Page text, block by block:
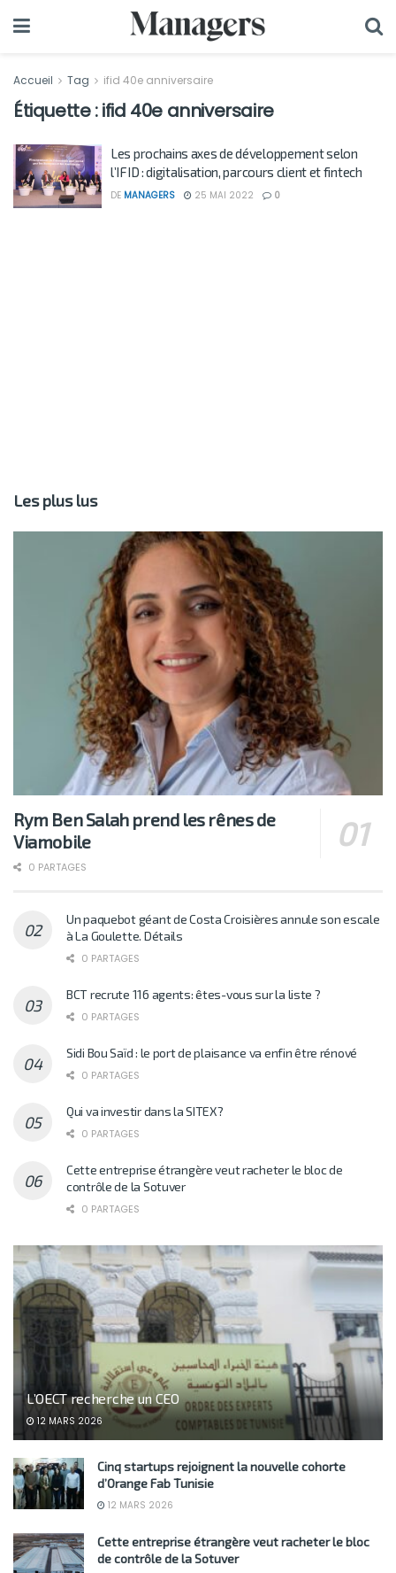
Accueil Tag ifid 40e anniversaire
Étiquette :ifid 40e anniversaire
Les prochains axes de développement selon
l’IFID : digitalisation, parcours client et fintech
DE MANAGERS 25 MAI 2022 0
Les plus lus
Rym Ben Salah prend les rênes de
Viamobile
0 PARTAGES
Un paquebot géant de Costa Croisières annule son escale
à La Goulette. Détails
0 PARTAGES
BCT recrute 116 agents: êtes-vous sur la liste ?
0 PARTAGES
Sidi Bou Saïd : le port de plaisance va enfin être rénové
0 PARTAGES
Qui va investir dans la SITEX?
0 PARTAGES
Cette entreprise étrangère veut racheter le bloc de
contrôle de la Sotuver
0 PARTAGES
L’OECT recherche un CEO
12 MARS 2026
Cinq startups rejoignent la nouvelle cohorte
d’Orange Fab Tunisie
12 MARS 2026
Cette entreprise étrangère veut racheter le bloc
de contrôle de la Sotuver